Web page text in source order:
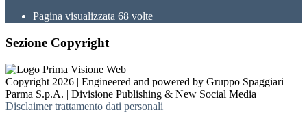
Pagina visualizzata 68 volte
Sezione Copyright
Copyright 2026 | Engineered and powered by Gruppo Spaggiari
Parma S.p.A. | Divisione Publishing & New Social Media
Disclaimer trattamento dati personali